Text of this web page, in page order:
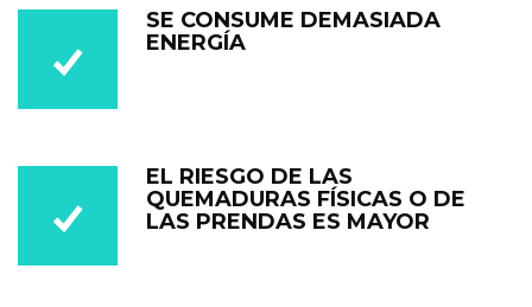
SE CONSUME DEMASIADA
ENERGÍA
EL RIESGO DE LAS
QUEMADURAS FÍSICAS O DE
LAS PRENDAS ES MAYOR